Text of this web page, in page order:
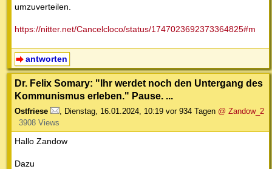
umzuverteilen.
https://nitter.net/Cancelcloco/status/1747023692373364825#m
antworten
Dr. Felix Somary: "Ihr werdet noch den Untergang des
Kommunismus erleben." Pause. ...
Ostfriese Dienstag, 16.01.2024, 10:19 vor 934 Tagen @ Zandow_2
3908 Views
Hallo Zandow
Dazu